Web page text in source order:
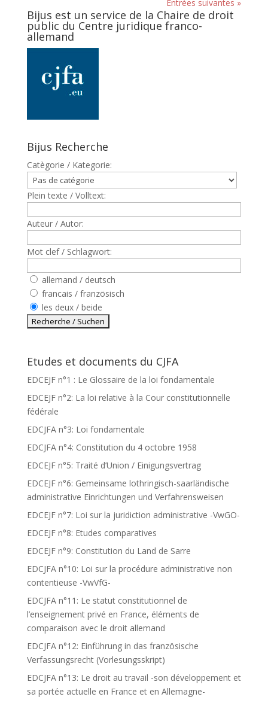
Entrées suivantes »
Bijus est un service de la Chaire de droit
public du Centre juridique franco-
allemand
Bijus Recherche
Catègorie / Kategorie:
Plein texte / Volltext:
Auteur / Autor:
Mot clef / Schlagwort:
allemand / deutsch
francais / französisch
les deux / beide
Etudes et documents du CJFA
EDCEJF n°1 : Le Glossaire de la loi fondamentale
EDCEJF n°2: La loi relative à la Cour constitutionnelle
fédérale
EDCJFA n°3: Loi fondamentale
EDCJFA n°4: Constitution du 4 octobre 1958
EDCEJF n°5: Traité d’Union / Einigungsvertrag
EDCEJF n°6: Gemeinsame lothringisch-saarländische
administrative Einrichtungen und Verfahrensweisen
EDCEJF n°7: Loi sur la juridiction administrative -VwGO-
EDCEJF n°8: Etudes comparatives
EDCEJF n°9: Constitution du Land de Sarre
EDCJFA n°10: Loi sur la procédure administrative non
contentieuse -VwVfG-
EDCJFA n°11: Le statut constitutionnel de
l’enseignement privé en France, éléments de
comparaison avec le droit allemand
EDCJFA n°12: Einführung in das französische
Verfassungsrecht (Vorlesungsskript)
EDCJFA n°13: Le droit au travail -son développement et
sa portée actuelle en France et en Allemagne-